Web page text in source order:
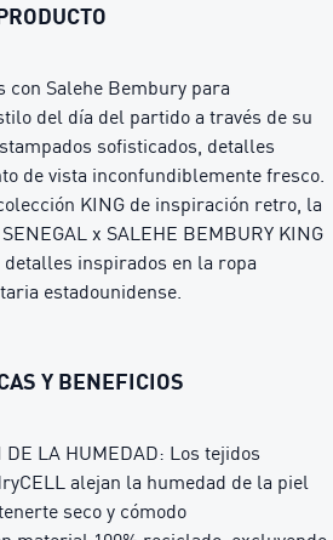
con Salehe Bembury para
del día del partido a través de su
sofisticados, detalles
de vista inconfundiblemente fresco.
KING de inspiración retro, la
x SALEHE BEMBURY KING
detalles inspirados en la ropa
estadounidense.
Y BENEFICIOS
DE LA HUMEDAD: Los tejidos
alejan la humedad de la piel
seco y cómodo